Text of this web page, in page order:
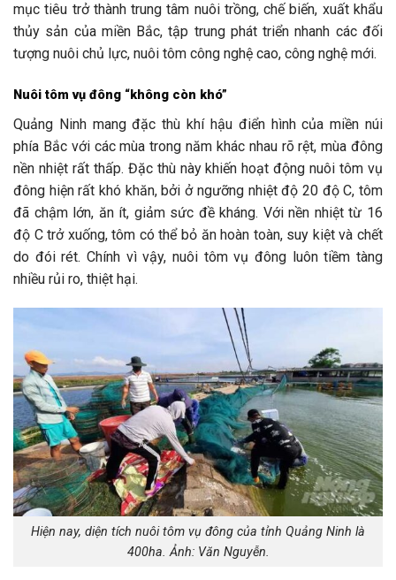
mục tiêu trở thành trung tâm nuôi trồng, chế biến, xuất khẩu
thủy sản của miền Bắc, tập trung phát triển nhanh các đối
tượng nuôi chủ lực, nuôi tôm công nghệ cao, công nghệ mới.
Nuôi tôm vụ đông “không còn khó”
Quảng Ninh mang đặc thù khí hậu điển hình của miền núi
phía Bắc với các mùa trong năm khác nhau rõ rệt, mùa đông
nền nhiệt rất thấp. Đặc thù này khiến hoạt động nuôi tôm vụ
đông hiện rất khó khăn, bởi ở ngưỡng nhiệt độ 20 độ C, tôm
đã chậm lớn, ăn ít, giảm sức đề kháng. Với nền nhiệt từ 16
độ C trở xuống, tôm có thể bỏ ăn hoàn toàn, suy kiệt và chết
do đói rét. Chính vì vậy, nuôi tôm vụ đông luôn tiềm tàng
nhiều rủi ro, thiệt hại.
Hiện nay, diện tích nuôi tôm vụ đông của tỉnh Quảng Ninh là
400ha. Ảnh: Văn Nguyễn.